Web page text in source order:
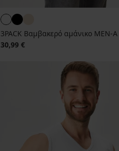
3PACK Βαμβακερό αμάνικο MEN-
30,99 €